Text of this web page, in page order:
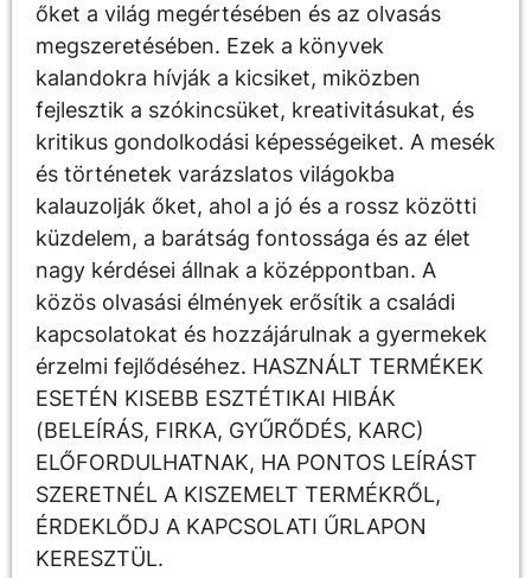
őket a világ megértésében és az olvasás
megszeretésében. Ezek a könyvek
kalandokra hívják a kicsiket, miközben
fejlesztik a szókincsüket, kreativitásukat, és
kritikus gondolkodási képességeiket. A mesék
és történetek varázslatos világokba
kalauzolják őket, ahol a jó és a rossz közötti
küzdelem, a barátság fontossága és az élet
nagy kérdései állnak a középpontban. A
közös olvasási élmények erősítik a családi
kapcsolatokat és hozzájárulnak a gyermekek
érzelmi fejlődéséhez. HASZNÁLT TERMÉKEK
ESETÉN KISEBB ESZTÉTIKAI HIBÁK
(BELEÍRÁS, FIRKA, GYŰRŐDÉS, KARC)
ELŐFORDULHATNAK, HA PONTOS LEÍRÁST
SZERETNÉL A KISZEMELT TERMÉKRŐL,
ÉRDEKLŐDJ A KAPCSOLATI ŰRLAPON
KERESZTÜL.